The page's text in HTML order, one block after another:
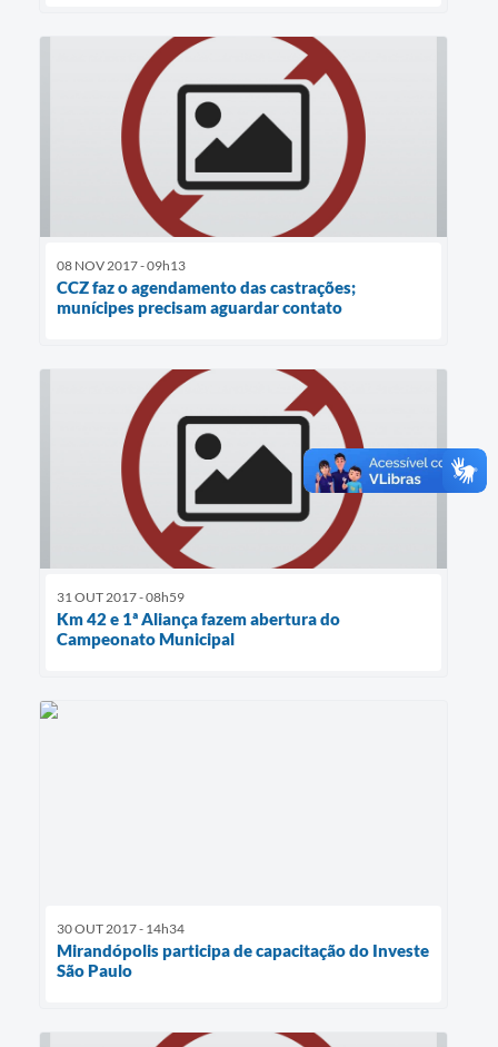
08 NOV 2017 - 09h13
CCZ faz o agendamento das castrações;
munícipes precisam aguardar contato
31 OUT 2017 - 08h59
Km 42 e 1ª Aliança fazem abertura do
Campeonato Municipal
30 OUT 2017 - 14h34
Mirandópolis participa de capacitação do Investe
São Paulo